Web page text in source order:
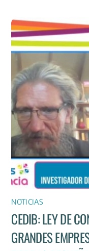
NOTICIAS
CEDIB: LEY DE
GRANDES